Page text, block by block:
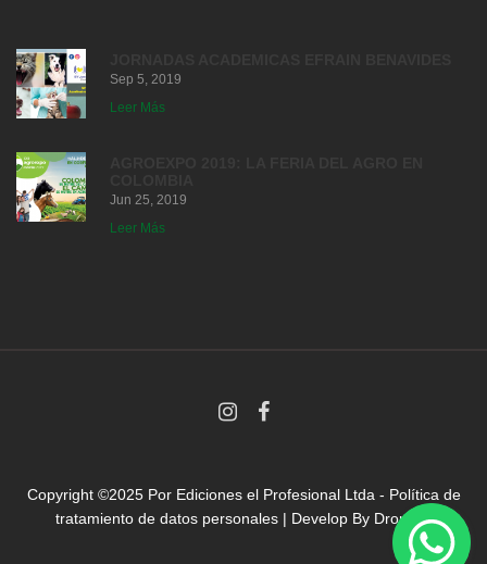
Sep 5, 2019
Leer Más
Jun 25, 2019
Leer Más
Copyright ©2025 Por Ediciones el Profesional Ltda - Política de
tratamiento de datos personales | Develop By Droni.co